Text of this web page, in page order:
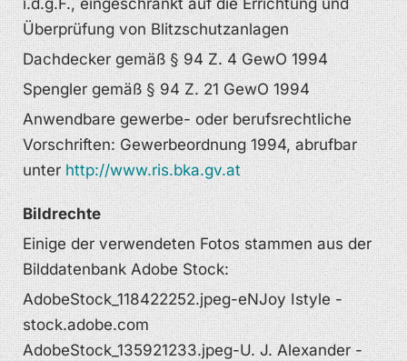
i.d.g.F., eingeschränkt auf die Errichtung und
Überprüfung von Blitzschutzanlagen
Dachdecker gemäß § 94 Z. 4 GewO 1994
Spengler gemäß § 94 Z. 21 GewO 1994
Anwendbare gewerbe- oder berufsrechtliche
Vorschriften: Gewerbeordnung 1994, abrufbar
unterhttp://www.ris.bka.gv.at
Bildrechte
Einige der verwendeten Fotos stammen aus der
Bilddatenbank Adobe Stock:
AdobeStock_118422252.jpeg-eNJoy Istyle -
stock.adobe.com
AdobeStock_135921233.jpeg-U. J. Alexander -